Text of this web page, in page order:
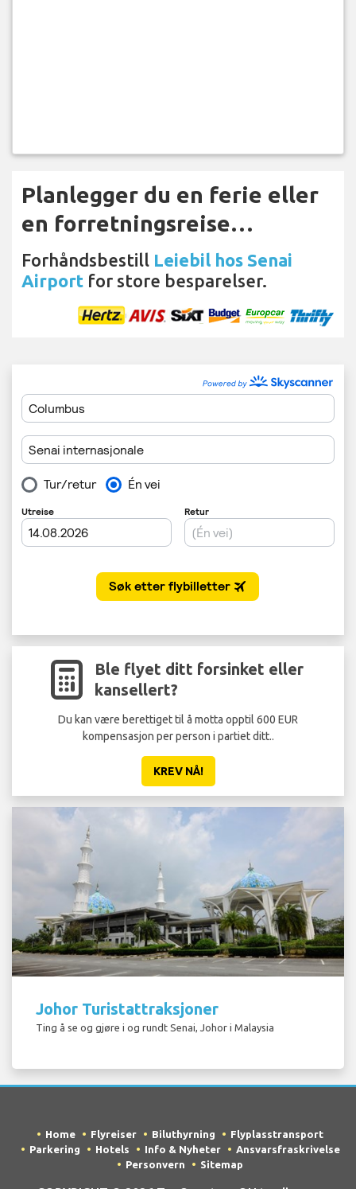
Planlegger du en ferie eller
en forretningsreise…
Forhåndsbestill Leiebil hos Senai
Airport for store besparelser.
Ble flyet ditt forsinket eller
kansellert?
Du kan være berettiget til å motta opptil 600 EUR
kompensasjon per person i partiet ditt..
KREV NÅ!
Johor Turistattraksjoner
Ting å se og gjøre i og rundt Senai, Johor i Malaysia
Home Flyreiser Biluthyrning
Flyplasstransport
Parkering
Hotels Info & Nyheter
Ansvarsfraskrivelse
Personvern
Sitemap